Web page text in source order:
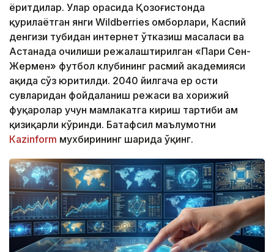
ёритдилар. Улар орасида Қозоғистонда
қурилаётган янги Wildberries омборлари, Каспий
денгизи тубидан интернет ўтказиш масаласи ва
Астанада очилиши режалаштирилган «Пари Сен-
Жермен» футбол клубининг расмий академияси
ҳақида сўз юритилди. 2040 йилгача ер ости
сувларидан фойдаланиш режаси ва хорижий
фуқаролар учун мамлакатга кириш тартиби ҳам
қизиқарли кўринди. Батафсил маълумотни
Кazinform мухбирининг шарҳида ўқинг.